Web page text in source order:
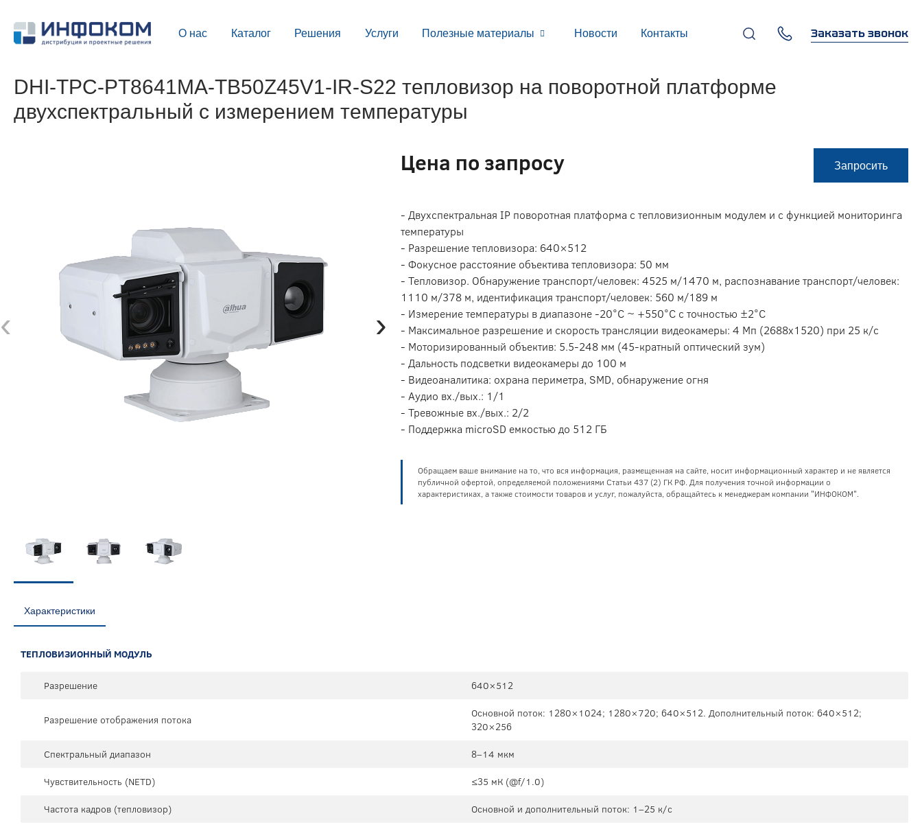
О нас Каталог Решения Услуги Полезные материалы Новости Контакты
г. Москва, 119270,
Лужнецкая наб., д. 6, стр. 1,
Заказать звонок
DHI-TPC-PT8641MA-TB50Z45V1-IR-S22 тепловизор на поворотной платформе
двухспектральный с измерением температуры
‹ ›
Цена по запросу Запросить
- Двухспектральная IP поворотная платформа с тепловизионным модулем и с функцией мониторинга
температуры
- Разрешение тепловизора: 640×512
- Фокусное расстояние объектива тепловизора: 50 мм
- Тепловизор. Обнаружение транспорт/человек: 4525 м/1470 м, распознавание транспорт/человек:
1110 м/378 м, идентификация транспорт/человек: 560 м/189 м
- Измерение температуры в диапазоне -20°C ~ +550°C с точностью ±2°C
- Максимальное разрешение и скорость трансляции видеокамеры: 4 Мп (2688х1520) при 25 к/с
- Моторизированный объектив: 5.5-248 мм (45-кратный оптический зум)
- Дальность подсветки видеокамеры до 100 м
- Видеоаналитика: охрана периметра, SMD, обнаружение огня
- Аудио вх./вых.: 1/1
- Тревожные вх./вых.: 2/2
- Поддержка microSD емкостью до 512 ГБ
Обращаем ваше внимание на то, что вся информация, размещенная на сайте, носит информационный характер и не является
публичной офертой, определяемой положениями Статьи 437 (2) ГК РФ. Для получения точной информации о
характеристиках, а также стоимости товаров и услуг, пожалуйста, обращайтесь к менеджерам компании "ИНФОКОМ".
Характеристики
ТЕПЛОВИЗИОННЫЙ МОДУЛЬ
Разрешение 640×512
Разрешение отображения потока
Основной поток: 1280×1024; 1280×720; 640×512. Дополнительный поток: 640×512;
320×256
Спектральный диапазон
8–14 мкм
Чувствительность (NETD)
≤35 мК (@f/1.0)
Частота кадров (тепловизор)
Основной и дополнительный поток: 1–25 к/с